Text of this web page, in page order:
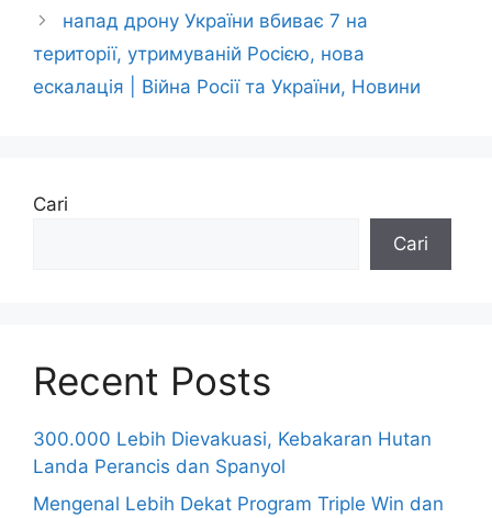
напад дрону України вбиває 7 на
території, утримуваній Росією, нова
ескалація | Війна Росії та України, Новини
Cari
Cari
Recent Posts
300.000 Lebih Dievakuasi, Kebakaran Hutan
Landa Perancis dan Spanyol
Mengenal Lebih Dekat Program Triple Win dan